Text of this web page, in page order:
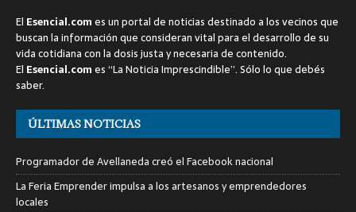
El Esencial.comes un portal de noticias destinado a los vecinos que
buscan la información que consideran vital para el desarrollo de su
vida cotidiana con la dosis justa y necesaria de contenido.
El Esencial.comes “La Noticia Imprescindible”. Sólo lo que debés
saber.
ÚLTIMAS NOTICIAS
Programador de Avellaneda creó el Facebook nacional
La Feria Emprender impulsa a los artesanos y emprendedores
locales